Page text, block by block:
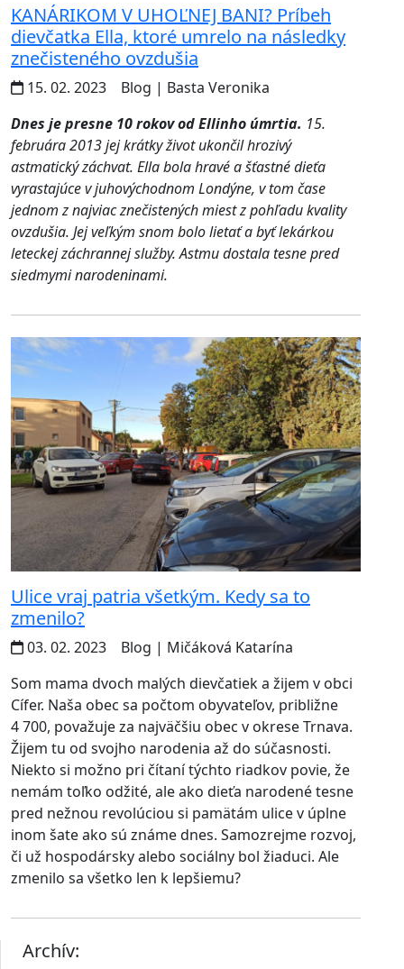
KANÁRIKOM V UHOĽNEJ BANI? Príbeh
dievčatka Ella, ktoré umrelo na následky
znečisteného ovzdušia
15. 02. 2023 Blog | Basta Veronika
Dnes je presne 10 rokov od Ellinho úmrtia. 15.
februára 2013 jej krátky život ukončil hrozivý
astmatický záchvat. Ella bola hravé a šťastné dieťa
vyrastajúce v juhovýchodnom Londýne, v tom čase
jednom z najviac znečistených miest z pohľadu kvality
ovzdušia. Jej veľkým snom bolo lietať a byť lekárkou
leteckej záchrannej služby. Astmu dostala tesne pred
siedmymi narodeninami.
Ulice vraj patria všetkým. Kedy sa to
zmenilo?
03. 02. 2023 Blog | Mičáková Katarína
Som mama dvoch malých dievčatiek a žijem v obci
Cífer. Naša obec sa počtom obyvateľov, približne
4 700, považuje za najväčšiu obec v okrese Trnava.
Žijem tu od svojho narodenia až do súčasnosti.
Niekto si možno pri čítaní týchto riadkov povie, že
nemám toľko odžité, ale ako dieťa narodené tesne
pred nežnou revolúciou si pamätám ulice v úplne
inom šate ako sú známe dnes. Samozrejme rozvoj,
či už hospodársky alebo sociálny bol žiaduci. Ale
zmenilo sa všetko len k lepšiemu?
Archív: